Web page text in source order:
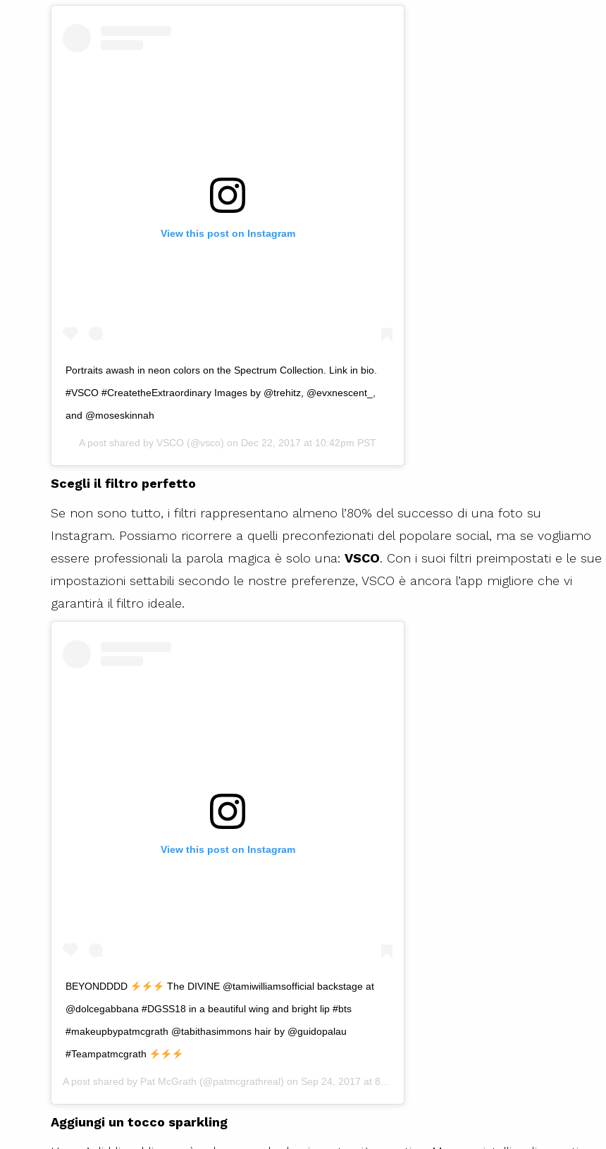
View this post on Instagram
Portraits awash in neon colors on the Spectrum Collection. Link in bio.
#VSCO #CreatetheExtraordinary Images by @trehitz, @evxnescent_,
and @moseskinnah
A post shared by VSCO (@vsco) on Dec 22, 2017 at 10:42pm PST
Scegli il filtro perfetto
Se non sono tutto, i filtri rappresentano almeno l’80% del successo di una foto su
Instagram. Possiamo ricorrere a quelli preconfezionati del popolare social, ma se vogliamo
essere professionali la parola magica è solo una: VSCO. Con i suoi filtri preimpostati e le sue
impostazioni settabili secondo le nostre preferenze, VSCO è ancora l’app migliore che vi
garantirà il filtro ideale.
View this post on Instagram
BEYONDDDD
The DIVINE @tamiwilliamsofficial backstage at
@dolcegabbana #DGSS18 in a beautiful wing and bright lip #bts
#makeupbypatmcgrath @tabithasimmons hair by @guidopalau
#Teampatmcgrath
A post shared by Pat McGrath (@patmcgrathreal) on Sep 24, 2017 at 8:31am PDT
Aggiungi un tocco sparkling